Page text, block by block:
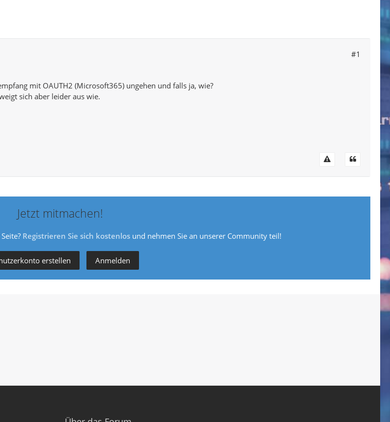
#1
mit OAUTH2 (Microsoft365) ungehen und falls ja, wie?
sich aber leider aus wie.
Jetzt mitmachen!
Registrieren Sie sich kostenlosund nehmen Sie an unserer Community teil!
erstellen Anmelden